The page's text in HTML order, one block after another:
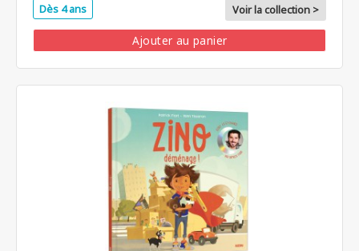
Dès 4 ans Voir la collection >
Ajouter au panier